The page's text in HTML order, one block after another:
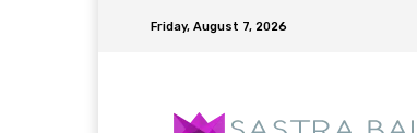
Friday, August 7, 2026